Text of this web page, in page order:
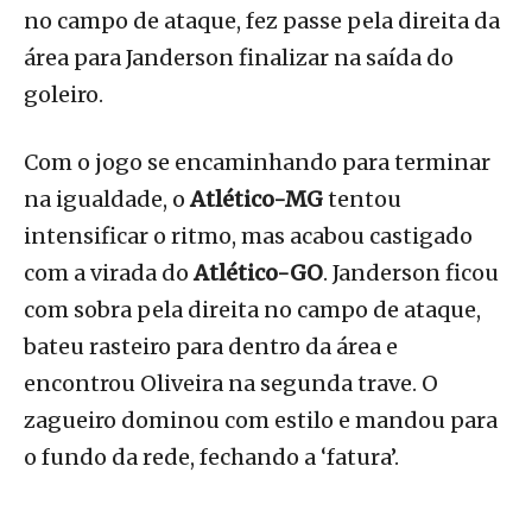
no campo de ataque, fez passe pela direita da
área para Janderson finalizar na saída do
goleiro.
Com o jogo se encaminhando para terminar
na igualdade, oAtlético-MGtentou
intensificar o ritmo, mas acabou castigado
com a virada doAtlético-GO. Janderson ficou
com sobra pela direita no campo de ataque,
bateu rasteiro para dentro da área e
encontrou Oliveira na segunda trave. O
zagueiro dominou com estilo e mandou para
o fundo da rede, fechando a ‘fatura’.